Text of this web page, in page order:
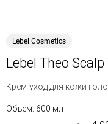
Lebel Cosmetics
Lebel Theo
Крем-уход для кожи
Объем: 600 мл